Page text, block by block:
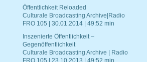
Öffentlichkeit Reloaded
Culturale Broadcasting Archive|Radio
FRO 105 | 30.01.2014 | 49:52 min
Inszenierte Öffentlichkeit –
Gegenöffentlichkeit
Culturale Broadcasting Archive | Radio
FRO 105 | 23.10.2013 | 49:52 min